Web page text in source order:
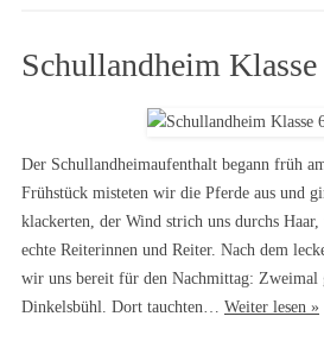
Schullandheim Klasse
Der Schullandheimaufenthalt begann früh
Frühstück misteten wir die Pferde aus und
klackerten, der Wind strich uns durchs
echte Reiterinnen und Reiter. Nach dem
wir uns bereit für den Nachmittag: Zweimal
Dinkelsbühl. Dort tauchten… Weiter lesen »